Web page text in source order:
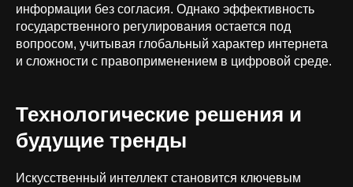
информации без согласия. Однако эффективность
государственного регулирования остается под
вопросом, учитывая глобальный характер интернета
и сложности с правоприменением в цифровой среде.
Технологические решения и
будущие тренды
Искусственный интеллект становится ключевым
Политика обработки
программного обеспечения» | Коды ИТ-деятельности:
Политика конфиденциальности